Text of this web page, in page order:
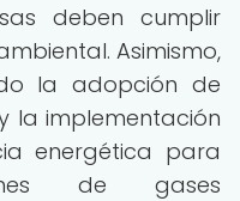
deben cumplir
Asimismo,
la adopción de
la implementación
energética para
de gases